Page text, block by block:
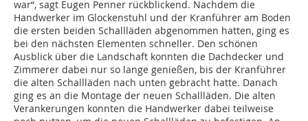
war“, sagt Eugen Penner rückblickend. Nachdem die
Handwerker im Glockenstuhl und der Kranführer am Boden
die ersten beiden Schallläden abgenommen hatten, ging es
bei den nächsten Elementen schneller. Den schönen
Ausblick über die Landschaft konnten die Dachdecker und
Zimmerer dabei nur so lange genießen, bis der Kranführer
die alten Schallläden nach unten gebracht hatte. Danach
ging es an die Montage der neuen Schallläden. Die alten
Verankerungen konnten die Handwerker dabei teilweise